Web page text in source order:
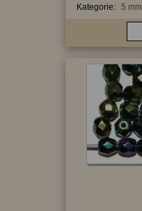
Kategorie: 5 mm